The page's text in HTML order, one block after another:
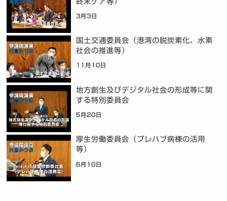
3月3日
国土交通委員会（港湾の脱炭素化、水素
社会の推進等）
11月10日
地方創生及びデジタル社会の形成等に関
する特別委員会
5月20日
厚生労働委員会（プレハブ病棟の活用
等）
6月10日